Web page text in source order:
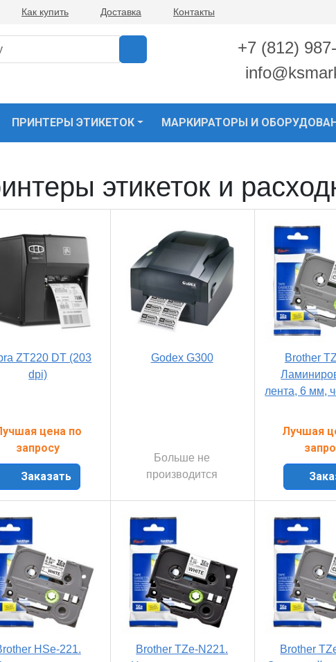
Как купить Доставка Контакты
+7 (812)
ПРИНТЕРЫ ЭТИКЕТОК МАРКИРАТОРЫ И
этикеток и
ZT220 DT (203
dpi)
цена по
запросу
Заказать
Godex G300
Больше не
производится
Brother
лента, 6 мм,
Лучшая
HSe-221.
Brother TZe-N221.
Brother